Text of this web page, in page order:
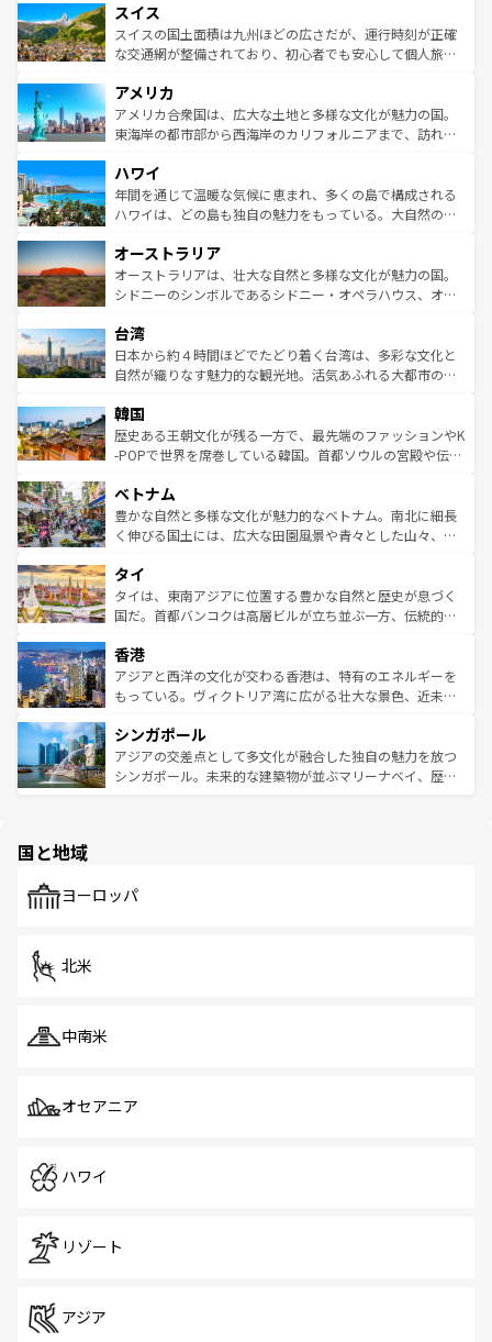
れる地方に足を運ぶとそれぞれで全く異なる文化を体験で
きるだろう。 なお、新着のフランス情報はコンテンツ一覧
を参照してほしい。
は、お酒好きな人にはぜひ体験してほしい。 なお、新着の
ドイツ情報はコンテンツ一覧を参照してほしい。
リアごとに異なる魅力がある。また、優雅なアフタヌーン
ティー、ビール好きにはたまらない英国パブ、サッカー観
戦など、本場だからこそできる体験も豊富。イギリスを旅
ンツ一覧を参照してほしい。
スイス
スイスの国土面積は九州ほどの広さだが、運行時刻が正確
な交通網が整備されており、初心者でも安心して個人旅行
の建物がそのまま残る町や、スイスならではのユニークな
博物館もあり、アルプス観光だけでなく町歩きも満喫する
ことができる。国民の所得が高いため物価も高いが、旅行
ば市内交通費無料で観光を楽しむこともできる。 なお、新
着のスイス情報はコンテンツ一覧 を参照してほしい。
アメリカ
アメリカ合衆国は、広大な土地と多様な文化が魅力の国。
東海岸の都市部から西海岸のカリフォルニアまで、訪れる
のような巨大都市は、観光、ショッピング、エンターテイ
ンメントが詰まった刺激的なスポットだ。一方、アメリカ
西部には大自然が広がり、グランドキャニオンやイエロー
部のニューオーリンズでは、音楽と美食が融合した独特の
文化が魅力。旅行者はアメリカの各地域で異なる魅力を楽
しみながら、その多様性と豊かな歴史を感じることができ
ならではの贅沢な旅のスタイルだ。 なお、新着のアメリカ
情報はコンテンツ一覧を参照してほしい。
ハワイ
年間を通じて温暖な気候に恵まれ、多くの島で構成される
ハワイは、どの島も独自の魅力をもっている。大自然の神
ワイ島は見逃せない。また、定番の観光地といえばオアフ
島だが、静かな自然を求めるならマウイ島やカウアイ島が
おすすめ。エメラルドグリーンに輝く海をはじめ、豊かな
れるおもてなしの心で訪れる人々を迎えてくれるハワイの
人々、おいしいローカルフードやハワイアンミュージッ
ク、伝統的なフラダンスなど、すべてがハワイの魅力を彩
ワイを、存分に味わってほしい。 なお、新着のハワイ情報
はコンテンツ一覧を参照してほしい。
オーストラリア
オーストラリアは、壮大な自然と多様な文化が魅力の国。
シドニーのシンボルであるシドニー・オペラハウス、オー
リアリーフや大陸中央部にそびえるウルル（エアーズロッ
ク）、タスマニアの美しい原生林やケアンズの熱帯雨林な
ど、見どころがたくさん。また、カフェやワイン、オージ
いる。アクティビティも充実しており、サーフィンやダイ
ビング、ハイキングなど、アウトドア好きにはたまらな
い。オーストラリアの多彩な魅力を存分に味わいつくそ
参照してほしい。
台湾
日本から約４時間ほどでたどり着く台湾は、多彩な文化と
自然が織りなす魅力的な観光地。活気あふれる大都市の台
ン）、静ひつな山岳地帯である台湾東部など、都市の喧騒
と山間の静けさが共存しており、訪れる人に新しい発見と
驚きをもたらしてくれる。また、奥深い台湾の食文化も魅
容にもいいと評判のスイーツなど、バラエティ豊かな料理
が味わえる。 なお、新着の台湾情報は コンテンツ一覧を参
照してほしい。
韓国
歴史ある王朝文化が残る一方で、最先端のファッションやK
-POPで世界を席巻している韓国。首都ソウルの宮殿や伝統
き、地方に足を延ばせば四季折々の自然美を楽しむことが
できる。そして、キムチや焼肉、絶品のストリートフード
まで、さまざまな韓国料理が待っている。夜には、韓国な
リティに包まれながら、韓国の多彩な魅力を心ゆくまで味
わってみてほしい。 なお、新着の韓国情報はコンテンツ一
覧を参照してほしい。
ベトナム
豊かな自然と多様な文化が魅力的なベトナム。南北に細長
く伸びる国土には、広大な田園風景や青々とした山々、世
急速な発展と共に伝統が息づく。ハノイの古い町並みやホ
ーチミン市のフランス統治時代の建物も、独特の雰囲気を
醸し出している。また、バラエティの豊かさとおいしさで
とつ。フォーやバインミー、ベトナムコーヒーなどは、ぜ
ひ現地で味わいたい。どの地域を訪れてもあたたかい人々
が旅行者を迎えてくれるので、きっと忘れられない旅にな
参照してほしい。
タイ
タイは、東南アジアに位置する豊かな自然と歴史が息づく
国だ。首都バンコクは高層ビルが立ち並ぶ一方、伝統的な
の活気が交差している。北部ではチェンマイなどの山岳地
帯で自然と触れ合い、南部ではプーケットやクラビの美し
いビーチでリゾート気分を楽しむことができる。タイ料理
激する。気候は一年中温暖で、どの季節にも異なる楽しみ
が待っている。親しみやすいタイの人々、仏教を中心とし
た文化、そして多様な観光資源が、訪れる旅人を魅了し続
香港
アジアと西洋の文化が交わる香港は、特有のエネルギーを
もっている。ヴィクトリア湾に広がる壮大な景色、近未来
み、どこを訪れても感動するはず。観光スポットが密集し
ており、効率よく見どころを回れるのも魅力。息をのむよ
うな絶景から文化的な体験まで、香港を存分に楽しみ尽く
シンガポール
アジアの交差点として多文化が融合した独自の魅力を放つ
シンガポール。未来的な建築物が並ぶマリーナベイ、歴史
で、ホーカーズは地元の風情を楽しめる外せないスポット
国と地域
ヨーロッパ
北米
中南米
オセアニア
ハワイ
リゾート
アジア